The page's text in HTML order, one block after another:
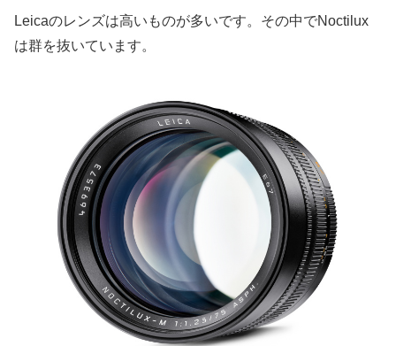
Leicaのレンズは高いものが多いです。その中でNoctilux
は群を抜いています。